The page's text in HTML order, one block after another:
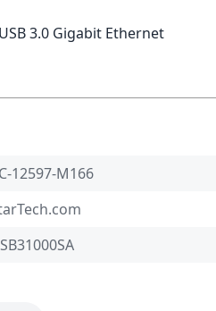
3.0 Gigabit Ethernet
12597-M166